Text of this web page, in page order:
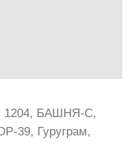
1204, БАШНЯ-С,
39, Гуруграм,